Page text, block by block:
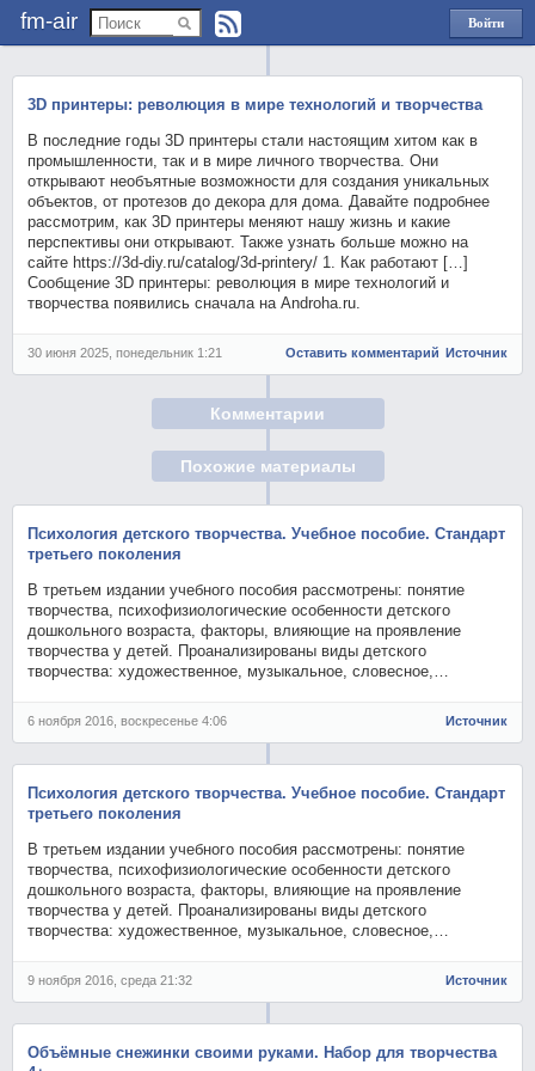
fm-air
Войти
через
3D принтеры: революция в мире технологий и творчества
В последние годы 3D принтеры стали настоящим хитом как в
промышленности, так и в мире личного творчества. Они
открывают необъятные возможности для создания уникальных
объектов, от протезов до декора для дома. Давайте подробнее
рассмотрим, как 3D принтеры меняют нашу жизнь и какие
перспективы они открывают. Также узнать больше можно на
сайте https://3d-diy.ru/catalog/3d-printery/ 1. Как работают […]
Сообщение 3D принтеры: революция в мире технологий и
творчества появились сначала на Androha.ru.
30 июня 2025, понедельник 1:21 Оставить комментарий Источник
Комментарии
Похожие материалы
Психология детского творчества. Учебное пособие. Стандарт
третьего поколения
В третьем издании учебного пособия рассмотрены: понятие
творчества, психофизиологические особенности детского
дошкольного возраста, факторы, влияющие на проявление
творчества у детей. Проанализированы виды детского
творчества: художественное, музыкальное, словесное,…
6 ноября 2016, воскресенье 4:06 Источник
Психология детского творчества. Учебное пособие. Стандарт
третьего поколения
В третьем издании учебного пособия рассмотрены: понятие
творчества, психофизиологические особенности детского
дошкольного возраста, факторы, влияющие на проявление
творчества у детей. Проанализированы виды детского
творчества: художественное, музыкальное, словесное,…
9 ноября 2016, среда 21:32 Источник
Объёмные снежинки своими руками. Набор для творчества